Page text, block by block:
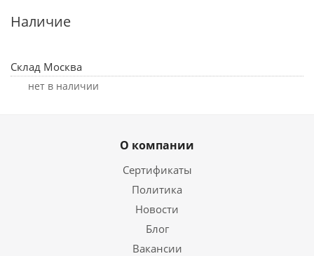
Наличие
Склад Москва
Нет в наличии
О компании
Сертификаты
Политика
Новости
Блог
Вакансии